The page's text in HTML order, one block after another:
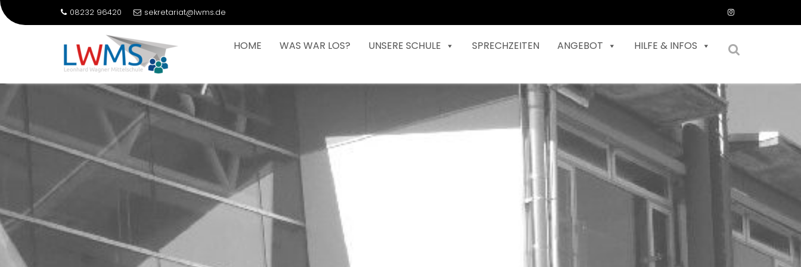
Skip
08232 96420 sekretariat@lwms.de
HOME WAS WAR LOS? UNSERE SCHULE SPRECHZEITEN ANGEBOT HILFE & INFOS